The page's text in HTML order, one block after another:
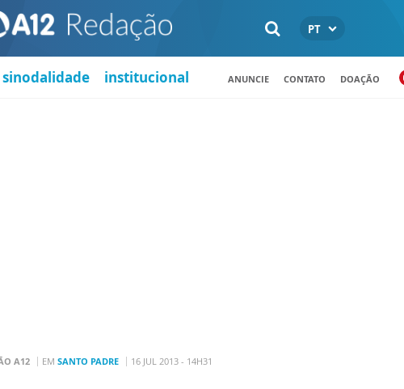
PT
sinodalidade institucional ANUNCIE CONTATO DOAÇÃO
A12 EM SANTO PADRE 16 JUL 2013 - 14H31